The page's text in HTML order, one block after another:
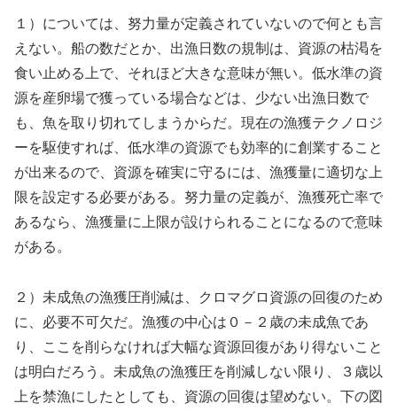
１）については、努力量が定義されていないので何とも言
えない。船の数だとか、出漁日数の規制は、資源の枯渇を
食い止める上で、それほど大きな意味が無い。低水準の資
源を産卵場で獲っている場合などは、少ない出漁日数で
も、魚を取り切れてしまうからだ。現在の漁獲テクノロジ
ーを駆使すれば、低水準の資源でも効率的に創業すること
が出来るので、資源を確実に守るには、漁獲量に適切な上
限を設定する必要がある。努力量の定義が、漁獲死亡率で
あるなら、漁獲量に上限が設けられることになるので意味
がある。
２）未成魚の漁獲圧削減は、クロマグロ資源の回復のため
に、必要不可欠だ。漁獲の中心は０－２歳の未成魚であ
り、ここを削らなければ大幅な資源回復があり得ないこと
は明白だろう。未成魚の漁獲圧を削減しない限り、３歳以
上を禁漁にしたとしても、資源の回復は望めない。下の図